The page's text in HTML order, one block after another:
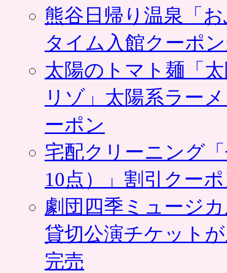
熊谷日帰り温泉「
タイム入館クーポ
太陽のトマト麺「
リゾ」太陽系ラー
ーポン
宅配クリーニング
10点）」割引クー
劇団四季ミュージ
貸切公演チケット
完売